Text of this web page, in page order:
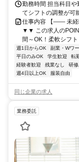
勤務時間 担当科目
てシフトの調整が可
仕事内容 【―― 未経
▼▼ この求人の
間～OK！柔軟シフ
週1日からOK 副業・Wワ
平日のみOK
学生歓迎 転
経験者歓迎
残業なし 研修
週4日以上OK
服装自由
同じ企業の求人
業務委託